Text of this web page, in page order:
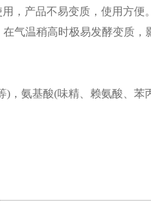
，产品不易变质，使用方便
气温稍高时极易发酵变质，
氨基酸(味精、赖氨酸、苯